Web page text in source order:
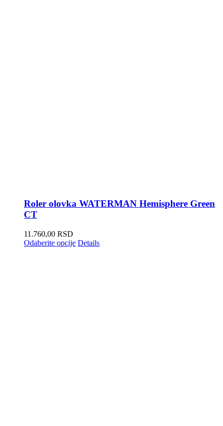
Roler olovka WATERMAN Hemisphere Green
CT
11.760,00 RSD
Odaberite opcije Details